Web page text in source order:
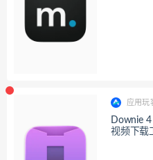
应用玩
Downie
视频下载